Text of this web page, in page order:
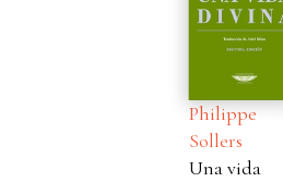
Philippe
Sollers
Una vida